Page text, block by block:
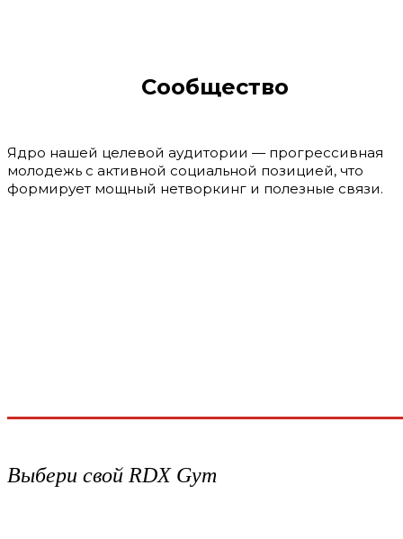
Сообщество
Ядро нашей целевой аудитории — прогрессивная
молодежь с активной социальной позицией, что
формирует мощный нетворкинг и полезные связи.
Выбери свой RDX Gym